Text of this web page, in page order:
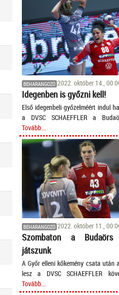
BEHARANGOZÓ 2022. október 14.,
Idegenben is győzni kell!
Első idegenbeli győzelméért indul
a DVSC SCHAEFFLER a
Tovább...
BEHARANGOZÓ 2022. október 11.,
Szombaton a Budaörs
játszunk
A Győr elleni kőkemény csata után
lesz a DVSC SCHAEFFLER
Tovább...